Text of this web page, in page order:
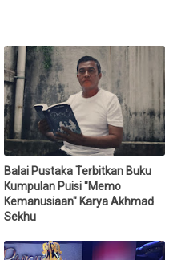
Balai Pustaka Terbitkan Buku
Kumpulan Puisi "Memo
Kemanusiaan" Karya Akhmad
Sekhu